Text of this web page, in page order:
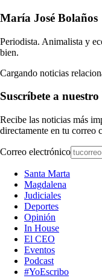
María José Bolaños
Periodista. Animalista y
bien.
Cargando noticias
Suscríbete a
Recibe las noticias más
directamente en tu correo
Correo electrónico
Santa Marta
Magdalena
Judiciales
Deportes
Opinión
In House
El CEO
Eventos
Podcast
#YoEscribo